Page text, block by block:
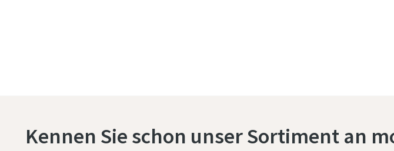
Kennen Sie schon unser Sortiment an